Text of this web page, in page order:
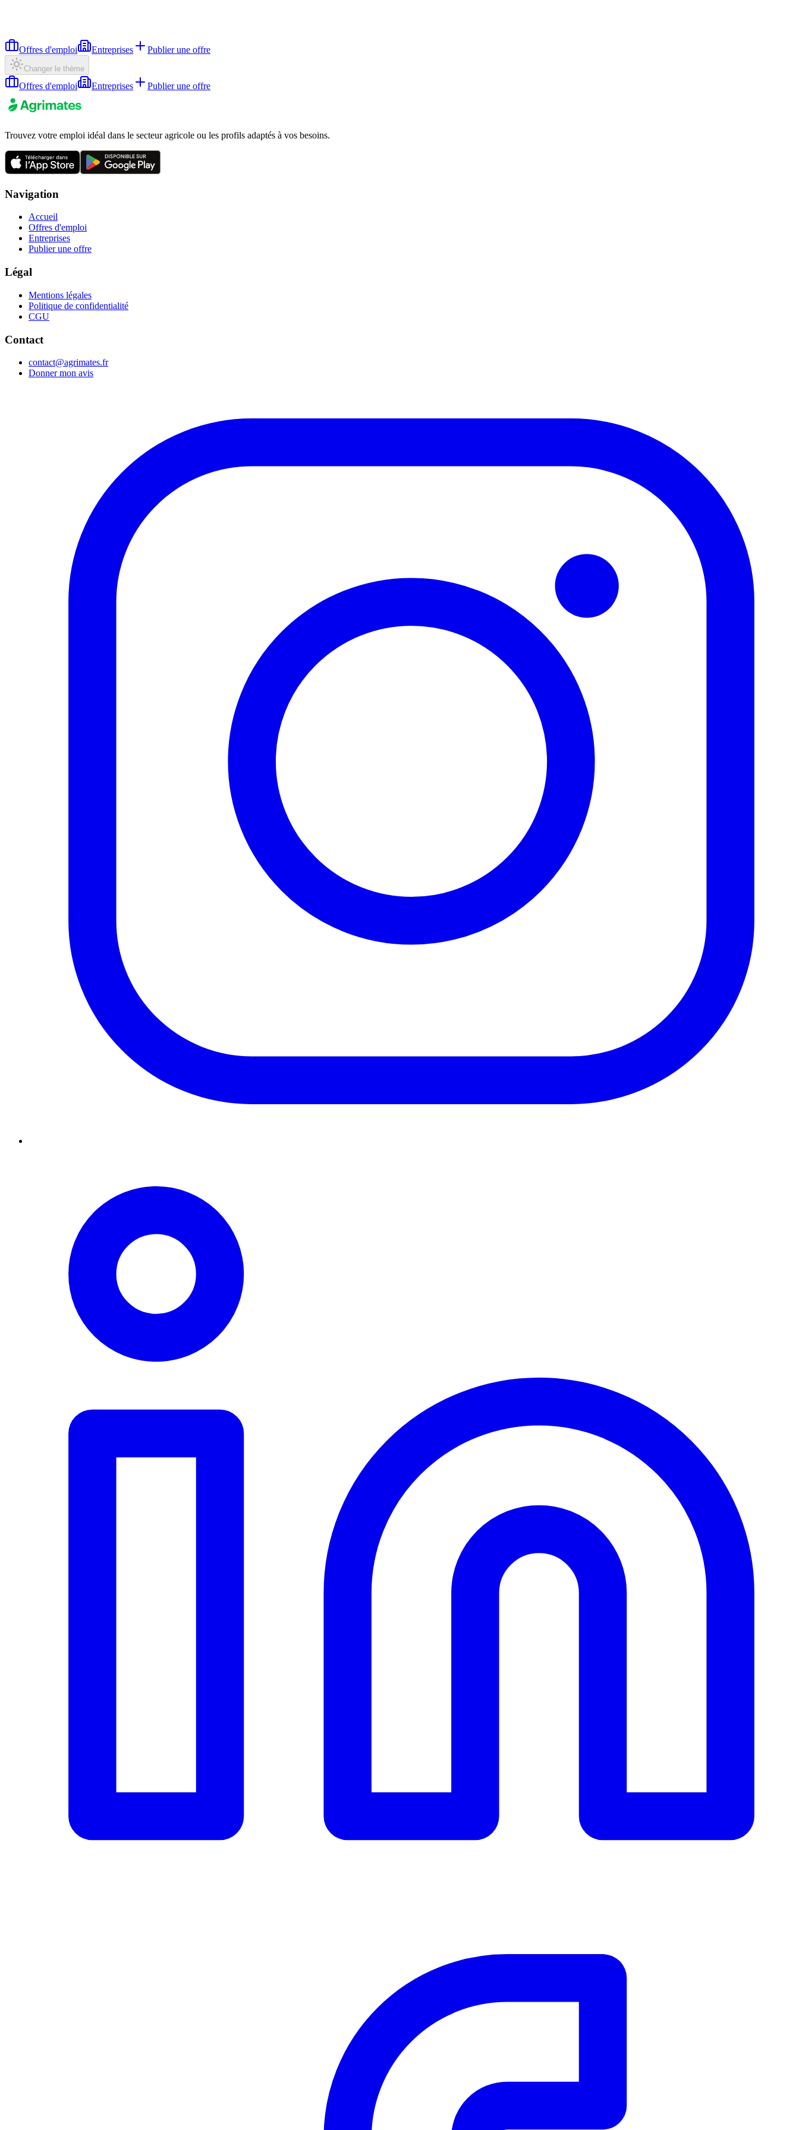
Offres d'emploi Entreprises Publier une offre
Changer le thème
Offres d'emploi Entreprises Publier une offre
Trouvez votre emploi idéal dans le secteur agricole ou les profils adaptés à vos besoins.
Navigation
Accueil
Offres d'emploi
Entreprises
Publier une offre
Légal
Mentions légales
Politique de confidentialité
CGU
Contact
contact@agrimates.fr
Donner mon avis